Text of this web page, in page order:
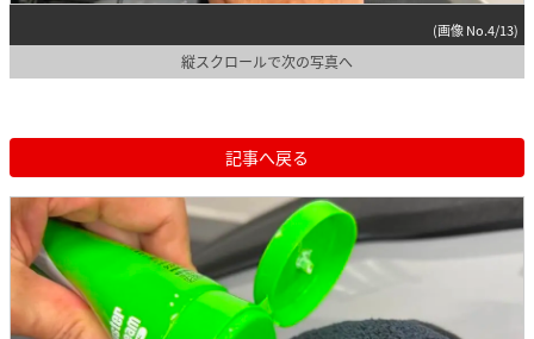
(画像 No.4/13)
縦スクロールで次の写真へ
記事へ戻る